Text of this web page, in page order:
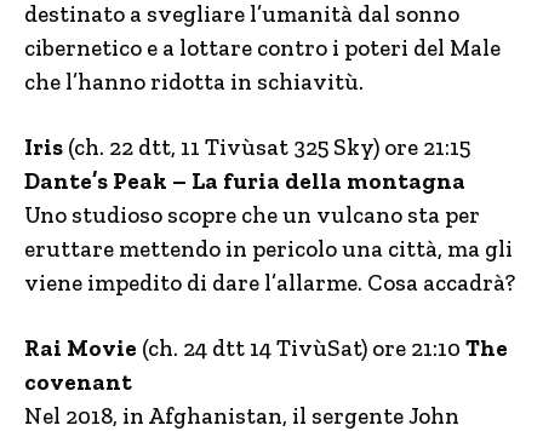
destinato a svegliare l’umanità dal sonno
cibernetico e a lottare contro i poteri del Male
che l’hanno ridotta in schiavitù.
Iris (ch. 22 dtt, 11 Tivùsat 325 Sky) ore 21:15
Dante’s Peak – La furia della montagna
Uno studioso scopre che un vulcano sta per
eruttare mettendo in pericolo una città, ma gli
viene impedito di dare l’allarme. Cosa accadrà?
Rai Movie (ch. 24 dtt 14 TivùSat) ore 21:10 The
covenant
Nel 2018, in Afghanistan, il sergente John